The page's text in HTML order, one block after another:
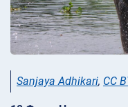
Sanjaya Adhikari, CC